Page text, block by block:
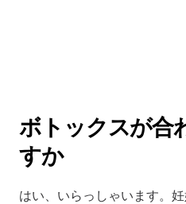
ボトックスが合
すか
はい、いらっしゃいます。妊